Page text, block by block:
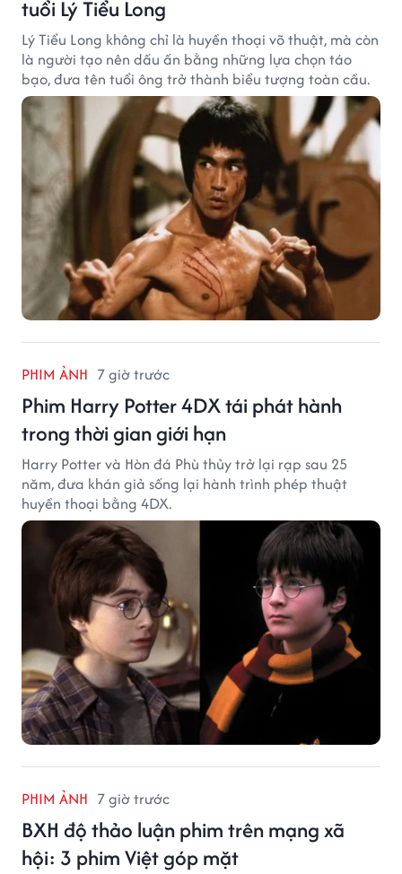
tuổi Lý Tiểu Long
Lý Tiểu Long không chỉ là huyền thoại võ thuật, mà còn
là người tạo nên dấu ấn bằng những lựa chọn táo
bạo, đưa tên tuổi ông trở thành biểu tượng toàn cầu.
PHIM ẢNH 7 giờ trước
Phim Harry Potter 4DX tái phát hành
trong thời gian giới hạn
Harry Potter và Hòn đá Phù thủy trở lại rạp sau 25
năm, đưa khán giả sống lại hành trình phép thuật
huyền thoại bằng 4DX.
PHIM ẢNH 7 giờ trước
BXH độ thảo luận phim trên mạng xã
hội: 3 phim Việt góp mặt